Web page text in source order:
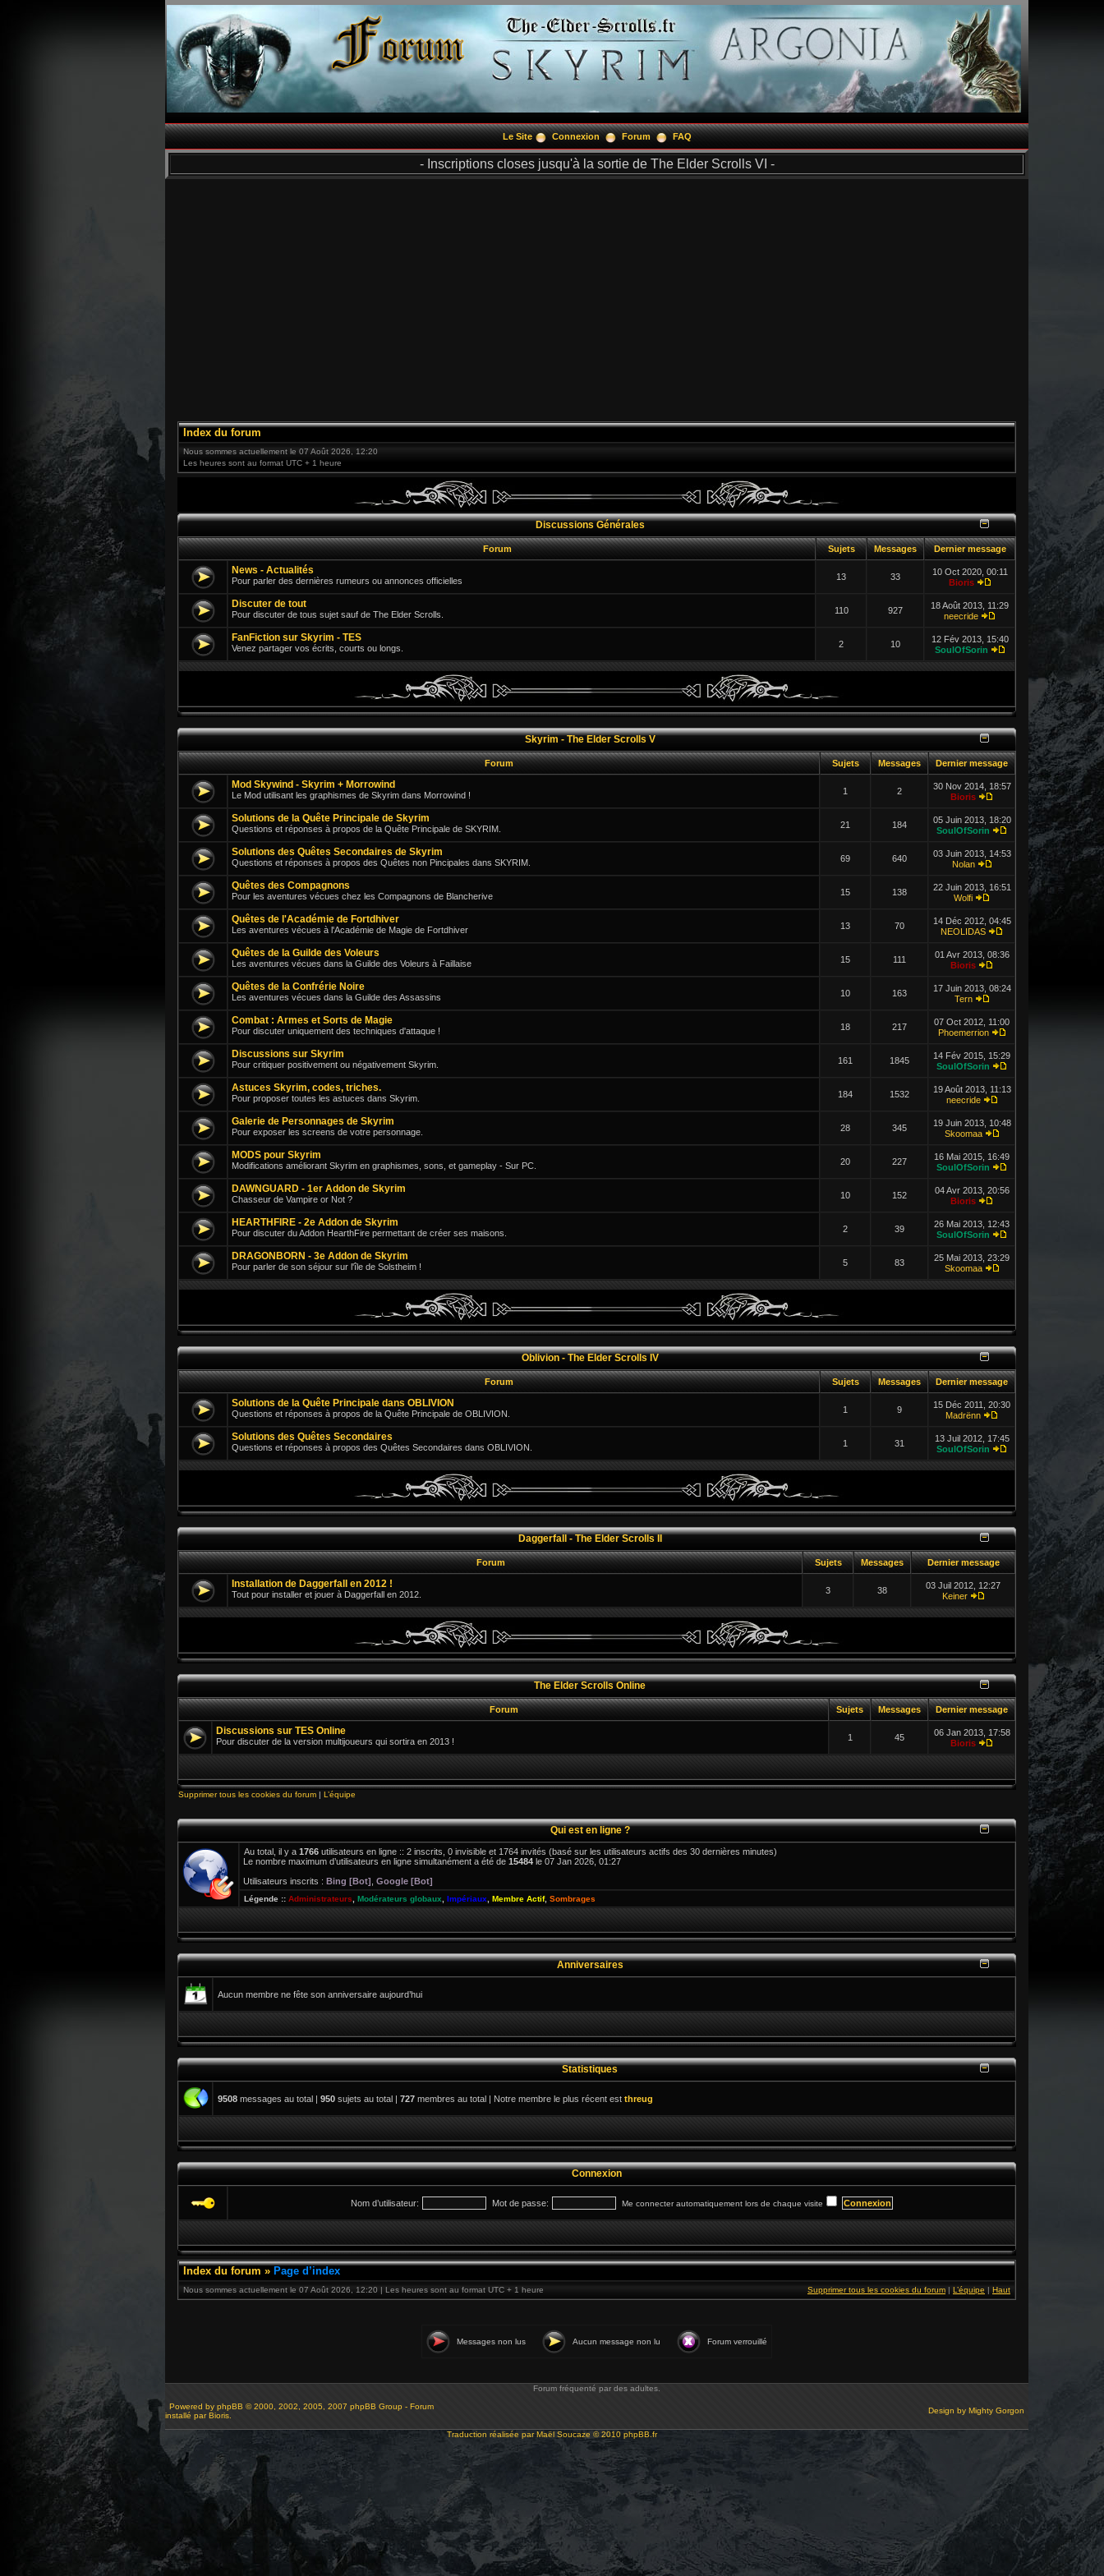
Le Site Connexion Forum FAQ
- Inscriptions closes jusqu'à la sortie de The Elder Scrolls VI -
Index du forum
Nous sommes actuellement le 07 Août 2026, 12:20
Les heures sont au format UTC + 1 heure
Discussions Générales
Forum Sujets Messages Dernier message
News - Actualités
Pour parler des dernières rumeurs ou annonces officielles 13 33
10 Oct 2020, 00:11
Bioris
Discuter de tout
Pour discuter de tous sujet sauf de The Elder Scrolls. 110 927
18 Août 2013, 11:29
neecride
FanFiction sur Skyrim - TES
Venez partager vos écrits, courts ou longs. 2 10
12 Fév 2013, 15:40
SoulOfSorin
Skyrim - The Elder Scrolls V
Forum Sujets Messages Dernier message
Mod Skywind - Skyrim + Morrowind
Le Mod utilisant les graphismes de Skyrim dans Morrowind ! 1 2
30 Nov 2014, 18:57
Bioris
Solutions de la Quête Principale de Skyrim
Questions et réponses à propos de la Quête Principale de SKYRIM. 21 184
05 Juin 2013, 18:20
SoulOfSorin
Solutions des Quêtes Secondaires de Skyrim
Questions et réponses à propos des Quêtes non Pincipales dans SKYRIM. 69 640
03 Juin 2013, 14:53
Nolan
Quêtes des Compagnons
Pour les aventures vécues chez les Compagnons de Blancherive 15 138
22 Juin 2013, 16:51
Wolfi
Quêtes de l'Académie de Fortdhiver
Les aventures vécues à l'Académie de Magie de Fortdhiver 13 70
14 Déc 2012, 04:45
NEOLIDAS
Quêtes de la Guilde des Voleurs
Les aventures vécues dans la Guilde des Voleurs à Faillaise 15 111
01 Avr 2013, 08:36
Bioris
Quêtes de la Confrérie Noire
Les aventures vécues dans la Guilde des Assassins 10 163
17 Juin 2013, 08:24
Tern
Combat : Armes et Sorts de Magie
Pour discuter uniquement des techniques d'attaque ! 18 217
07 Oct 2012, 11:00
Phoemerrion
Discussions sur Skyrim
Pour critiquer positivement ou négativement Skyrim. 161 1845
14 Fév 2015, 15:29
SoulOfSorin
Astuces Skyrim, codes, triches.
Pour proposer toutes les astuces dans Skyrim. 184 1532
19 Août 2013, 11:13
neecride
Galerie de Personnages de Skyrim
Pour exposer les screens de votre personnage. 28 345
19 Juin 2013, 10:48
Skoomaa
MODS pour Skyrim
Modifications améliorant Skyrim en graphismes, sons, et gameplay - Sur PC. 20 227
16 Mai 2015, 16:49
SoulOfSorin
DAWNGUARD - 1er Addon de Skyrim
Chasseur de Vampire or Not ? 10 152
04 Avr 2013, 20:56
Bioris
HEARTHFIRE - 2e Addon de Skyrim
Pour discuter du Addon HearthFire permettant de créer ses maisons. 2 39
26 Mai 2013, 12:43
SoulOfSorin
DRAGONBORN - 3e Addon de Skyrim
Pour parler de son séjour sur l'île de Solstheim ! 5 83
25 Mai 2013, 23:29
Skoomaa
Oblivion - The Elder Scrolls IV
Forum Sujets Messages Dernier message
Solutions de la Quête Principale dans OBLIVION
Questions et réponses à propos de la Quête Principale de OBLIVION. 1 9
15 Déc 2011, 20:30
Madrënn
Solutions des Quêtes Secondaires
Questions et réponses à propos des Quêtes Secondaires dans OBLIVION. 1 31
13 Juil 2012, 17:45
SoulOfSorin
Daggerfall - The Elder Scrolls II
Forum Sujets Messages Dernier message
Installation de Daggerfall en 2012 !
Tout pour installer et jouer à Daggerfall en 2012. 3 38
03 Juil 2012, 12:27
Keiner
The Elder Scrolls Online
Forum Sujets Messages Dernier message
Discussions sur TES Online
Pour discuter de la version multijoueurs qui sortira en 2013 ! 1 45
06 Jan 2013, 17:58
Bioris
Supprimer tous les cookies du forum | L’équipe
Qui est en ligne ?
Au total, il y a 1766 utilisateurs en ligne :: 2 inscrits, 0 invisible et 1764 invités (basé sur les utilisateurs actifs des 30 dernières minutes)
Le nombre maximum d’utilisateurs en ligne simultanément a été de 15484 le 07 Jan 2026, 01:27
Utilisateurs inscrits : Bing [Bot] Google [Bot]
Légende :: Administrateurs Modérateurs globaux Impériaux Membre Actif, Sombrages
Anniversaires
Aucun membre ne fête son anniversaire aujourd’hui
Statistiques
9508 messages au total | 950 sujets au total | 727 membres au total | Notre membre le plus récent est threug
Connexion
Nom d’utilisateur: Mot de passe: Me connecter automatiquement lors de chaque visite
Index du forum » Page d’index
Nous sommes actuellement le 07 Août 2026, 12:20 | Les heures sont au format UTC + 1 heure Supprimer tous les cookies du forum | L’équipe | Haut
Messages non lus Aucun message non lu Forum verrouillé
Forum fréquenté par des adultes.
Powered by phpBB © 2000, 2002, 2005, 2007 phpBB Group - Forum
installé par Bioris.
Design by Mighty Gorgon
Traduction réalisée parMaël Soucaze © 2010 phpBB.fr